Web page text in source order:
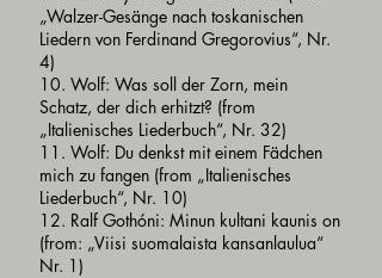
„Walzer-Gesänge nach toskanischen
Liedern von Ferdinand Gregorovius“, Nr.
4)
10. Wolf: Was soll der Zorn, mein
Schatz, der dich erhitzt? (from
„Italienisches Liederbuch“, Nr. 32)
11. Wolf: Du denkst mit einem Fädchen
mich zu fangen (from „Italienisches
Liederbuch“, Nr. 10)
12. Ralf Gothóni: Minun kultani kaunis on
(from: „Viisi suomalaista kansanlaulua“
Nr. 1)